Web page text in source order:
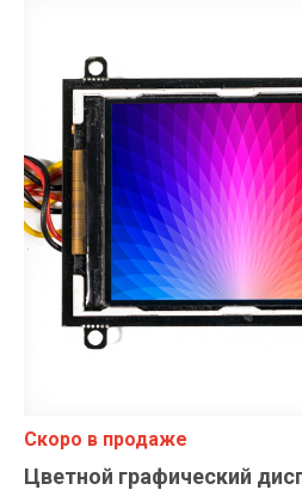
Скоро в продаже
Цветной графический